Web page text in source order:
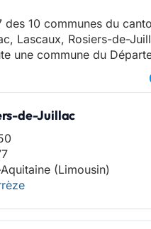
10 communes du
Lascaux, Rosiers-de-
une commune du
de-Juillac
(Limousin)